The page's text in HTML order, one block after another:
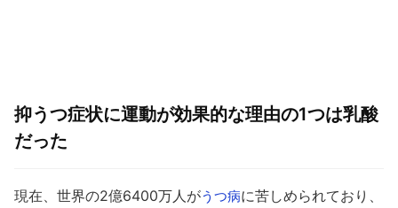
抑うつ症状に運動が効果的な理由の1つは乳酸
だった
現在、世界の2億6400万人がうつ病に苦しめられており、